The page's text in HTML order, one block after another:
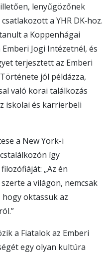
lenyűgözőnek
a YHR DK‑hoz.
a Koppenhágai
Jogi Intézetnél, és
terjesztett az Emberi
jól példázza,
való korai találkozás
iskolai és karrierbeli
a New York-i
így
„Az én
a világon, nemcsak
oktassuk az
a Fiatalok az Emberi
egy olyan kultúra